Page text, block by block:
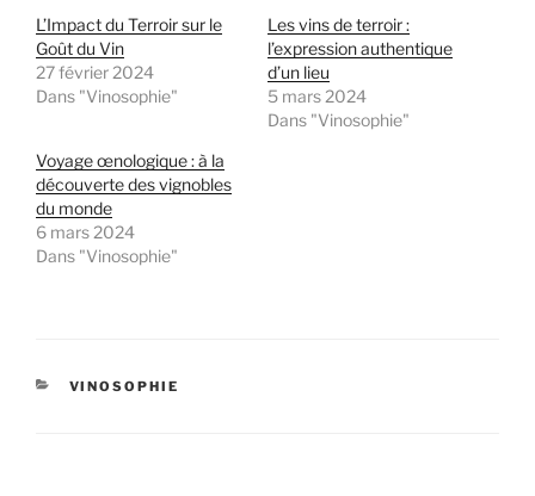
L’Impact du Terroir sur le
Goût du Vin
27 février 2024
Dans "Vinosophie"
Les vins de terroir :
l’expression authentique
d’un lieu
5 mars 2024
Dans "Vinosophie"
Voyage œnologique : à la
découverte des vignobles
du monde
6 mars 2024
Dans "Vinosophie"
CATÉGORIES
VINOSOPHIE